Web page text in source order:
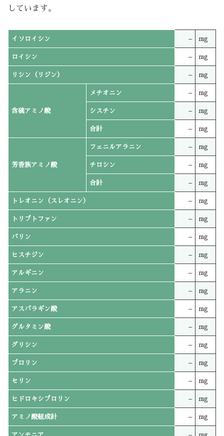
しています。
イソロイシン – mg
ロイシン – mg
リシン（リジン） – mg
含硫アミノ酸
メチオニン – mg
シスチン – mg
合計 – mg
芳香族アミノ酸
フェニルアラニン – mg
チロシン – mg
合計 – mg
トレオニン（スレオニン） – mg
トリプトファン – mg
バリン – mg
ヒスチジン – mg
アルギニン – mg
アラニン – mg
アスパラギン酸 – mg
グルタミン酸 – mg
グリシン – mg
プロリン – mg
セリン – mg
ヒドロキシプロリン – mg
アミノ酸組成計 – mg